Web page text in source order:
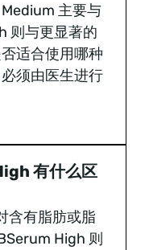
主要与
则与更显著的
适合使用哪种
须由医生进行
有什么区
含有脂肪或脂
High 则